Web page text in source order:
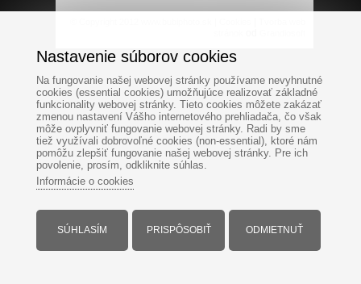
Nastavenie súborov cookies
Na fungovanie našej webovej stránky používame nevyhnutné
cookies (essential cookies) umožňujúce realizovať základné
funkcionality webovej stránky. Tieto cookies môžete zakázať
zmenou nastavení Vášho internetového prehliadača, čo však
môže ovplyvniť fungovanie webovej stránky. Radi by sme
tiež využívali dobrovoľné cookies (non-essential), ktoré nám
pomôžu zlepšiť fungovanie našej webovej stránky. Pre ich
povolenie, prosím, odkliknite súhlas.
Informácie o cookies
SÚHLASÍM PRISPÔSOBIŤ ODMIETNUŤ